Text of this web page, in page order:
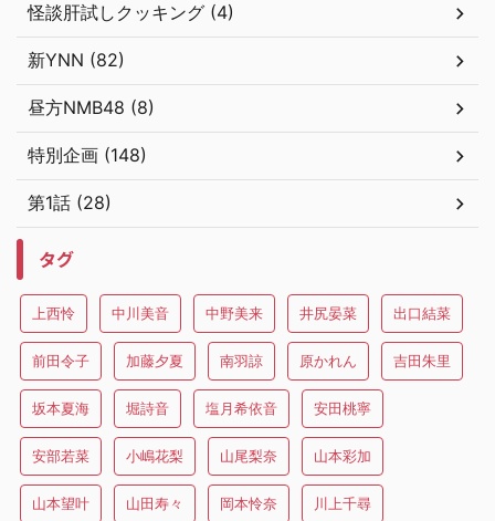
怪談肝試しクッキング (4)
新YNN (82)
昼方NMB48 (8)
特別企画 (148)
第1話 (28)
タグ
上西怜 中川美音 中野美来 井尻晏菜 出口結菜
前田令子 加藤夕夏 南羽諒 原かれん 吉田朱里
坂本夏海 堀詩音 塩月希依音 安田桃寧
安部若菜 小嶋花梨 山尾梨奈 山本彩加
山本望叶 山田寿々 岡本怜奈 川上千尋